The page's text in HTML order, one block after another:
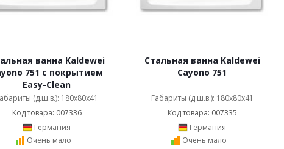
ванна Kaldewei
751 с покрытием
Easy-Clean
(д.ш.в.): 180x80x41
Код товара: 007336
Германия
Очень мало
Стальная ванна Kaldewei
Cayono 751
Габариты (д.ш.в.): 180x80x41
Код товара: 007335
Германия
Очень мало